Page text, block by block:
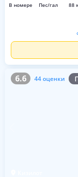
в номере пес/гал 88
6.6 44 оценки
6.6 44 оценки